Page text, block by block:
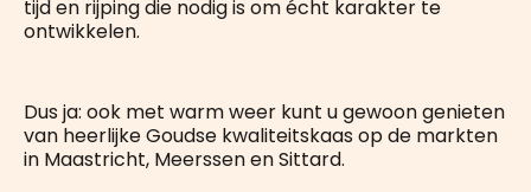
tijd en rijping die nodig is om écht karakter te
ontwikkelen.
Dus ja: ook met warm weer kunt u gewoon genieten
van heerlijke Goudse kwaliteitskaas op de markten
in Maastricht, Meerssen en Sittard.